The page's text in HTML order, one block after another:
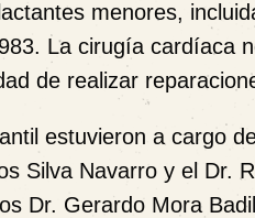
menores,
La cirugía cardíaca
de realizar
estuvieron a cargo
Silva Navarro y el Dr.
Dr. Gerardo Mora